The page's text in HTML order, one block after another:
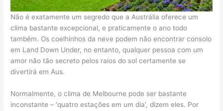
Não é exatamente um segredo que a Austrália oferece um
clima bastante excepcional, e praticamente o ano todo
também. Os coelhinhos da neve podem não encontrar consolo
em Land Down Under, no entanto, qualquer pessoa com um
amor não tão secreto pelos raios do sol certamente se
divertirá em Aus.
Normalmente, o clima de Melbourne pode ser bastante
inconstante – ‘quatro estações em um dia’, dizem eles. Por